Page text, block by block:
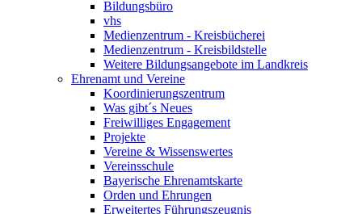
Bildungsbüro
vhs
Medienzentrum - Kreisbücherei
Medienzentrum - Kreisbildstelle
Weitere Bildungsangebote im Landkreis
Ehrenamt und Vereine
Koordinierungszentrum
Was gibt´s Neues
Freiwilliges Engagement
Projekte
Vereine & Wissenswertes
Vereinsschule
Bayerische Ehrenamtskarte
Orden und Ehrungen
Erweitertes Führungszeugnis